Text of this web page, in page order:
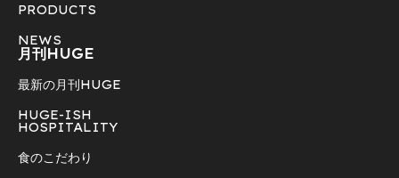
PRODUCTS
NEWS
月刊HUGE
最新の月刊HUGE
HUGE-ISH
HOSPITALITY
食のこだわり